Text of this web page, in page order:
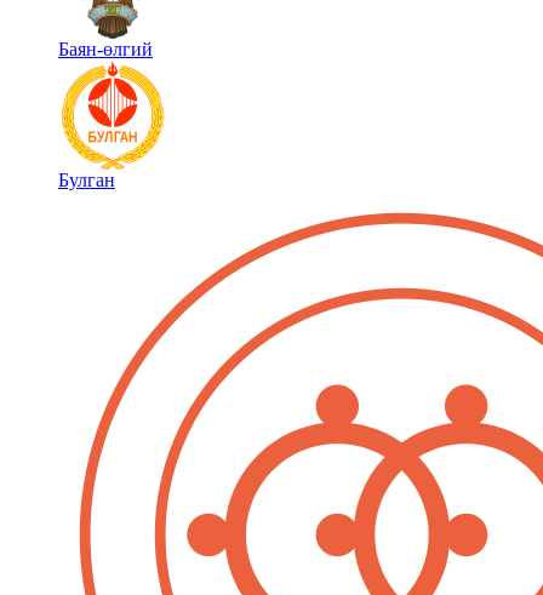
Баян-өлгий
Булган